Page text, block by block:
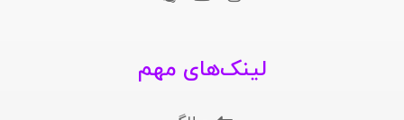
لینک‌های مهم